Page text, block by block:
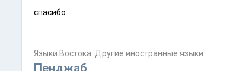
спасибо
Языки Востока. Другие иностранные языки
Пенджаб